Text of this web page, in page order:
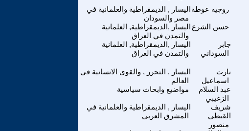
اليسار , الديمقراطية والعلمانية في
مصر والسودان
روجيه عوطة
اليسار ,الديمقراطية, العلمانية
والتمدن في العراق
حسن الشرع
اليسار ,الديمقراطية, العلمانية
والتمدن في العراق
جابر
السوداني
اليسار , التحرر , والقوى الانسانية في
العالم
نارت
اسماعيل
مواضيع وابحاث سياسية
عبد السلام
الزغيبي
اليسار , الديمقراطية والعلمانية في
المشرق العربي
شريف
القبطي
منصور